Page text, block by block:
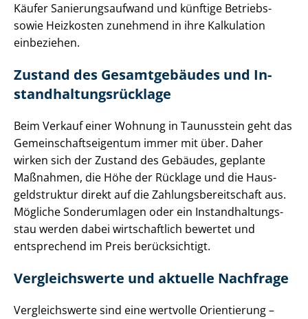
Käufer Sa­nie­rungs­auf­wand und künftige Betriebs-
sowie Heizkosten zunehmend in ihre Kalkulation
einbeziehen.
Zustand des Gesamtgebäudes und In­
stand­hal­tungs­rück­la­ge
Beim Verkauf einer Wohnung in Taunusstein geht das
Ge­mein­schafts­ei­gen­tum immer mit über. Daher
wirken sich der Zustand des Gebäudes, geplante
Maßnahmen, die Höhe der Rücklage und die Haus­
geld­struk­tur direkt auf die Zah­lungs­be­reit­schaft aus.
Mögliche Sonderumlagen oder ein In­stand­hal­tungs­
stau werden dabei wirtschaftlich bewertet und
entsprechend im Preis berücksichtigt.
Vergleichswerte und aktuelle Nachfrage
Vergleichswerte sind eine wertvolle Orientierung –